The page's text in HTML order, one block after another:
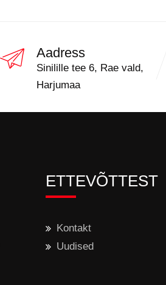
Aadress
Sinilille tee 6, Rae vald,
Harjumaa
ETTEVÕTTEST
Kontakt
Uudised